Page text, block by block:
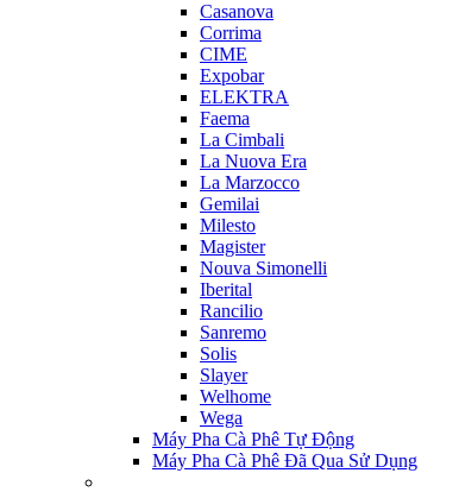
Casanova
Corrima
CIME
Expobar
ELEKTRA
Faema
La Cimbali
La Nuova Era
La Marzocco
Gemilai
Milesto
Magister
Nouva Simonelli
Iberital
Rancilio
Sanremo
Solis
Slayer
Welhome
Wega
Máy Pha Cà Phê Tự Động
Máy Pha Cà Phê Đã Qua Sử Dụng